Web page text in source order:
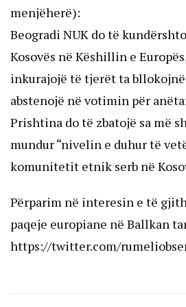
menjëherë):
Beogradi NUK do të
Kosovës në Këshillin e
inkurajojë të tjerët ta bllokojnë
abstenojë në votimin për
Prishtina do të zbatojë sa më
mundur “nivelin e duhur të
komunitetit etnik serb në
Përparim në interesin e të
paqeje europiane në Ballkan
https://twitter.com/